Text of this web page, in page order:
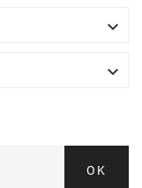


OK